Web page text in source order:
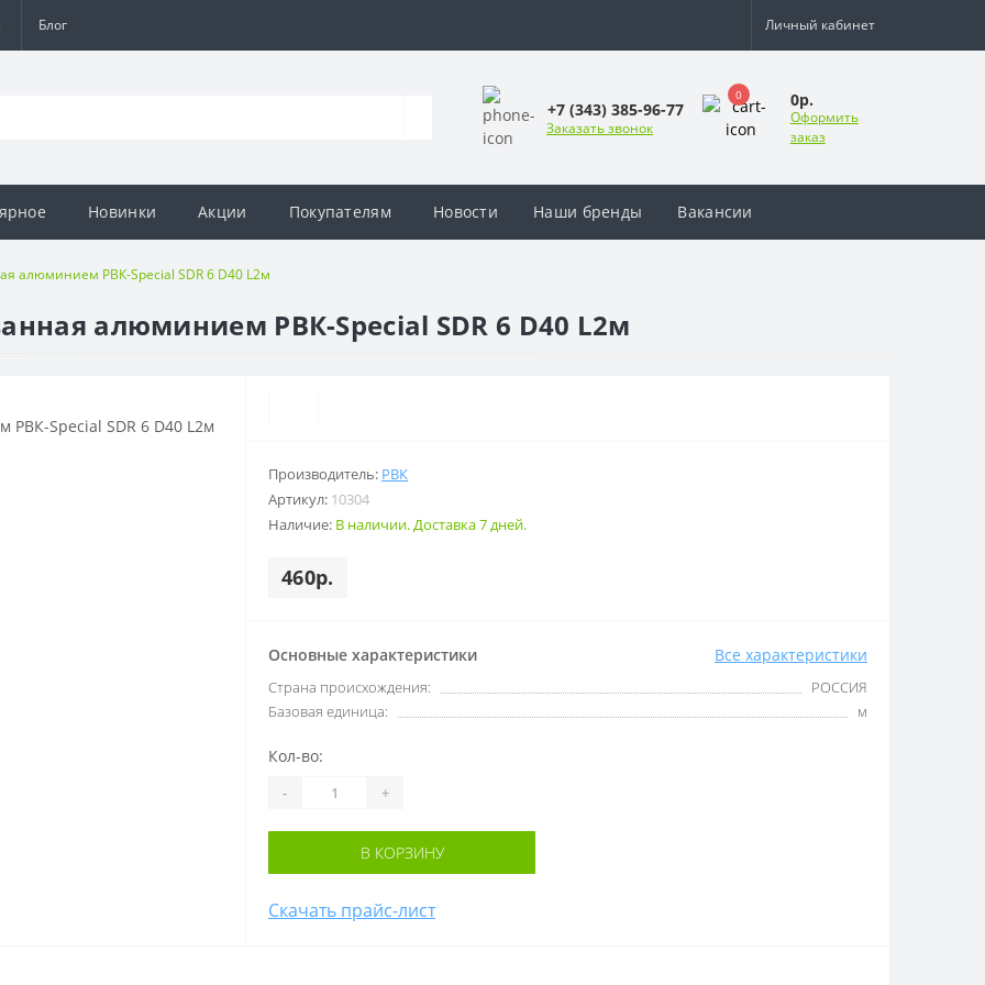
Блог Личный кабинет
+7 (343) 385-96-77
Заказать звонок
0 0р.
Оформить
заказ
Новинки Акции Покупателям Новости Наши бренды Вакансии
алюминием РВК-Special SDR 6 D40 L2м
алюминием РВК-Special SDR 6 D40 L2м
Производитель: РВК
Артикул: 10304
Наличие: В наличии. Доставка 7 дней.
460р.
Основные характеристики Все характеристики
Cтрана происхождения:
РОССИЯ
Базовая единица:
м
Кол-во:
- +
В КОРЗИНУ
Скачать прайс-лист